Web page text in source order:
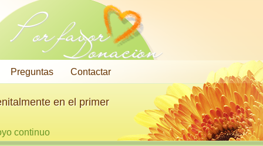
Por favorDonación
Preguntas Contactar
en el primer
continuo